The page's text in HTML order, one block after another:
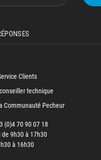
Clients
technique
Communauté Pecheur
(0)4 70 90 07 18
de 9h30 à 17h30
à 16h30